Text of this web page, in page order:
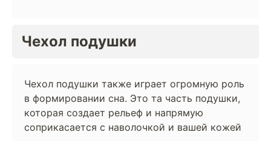
Чехол подушки
Чехол подушки также играет огромную роль
в формировании сна. Это та часть подушки,
которая создает рельеф и напрямую
соприкасается с наволочкой и вашей кожей